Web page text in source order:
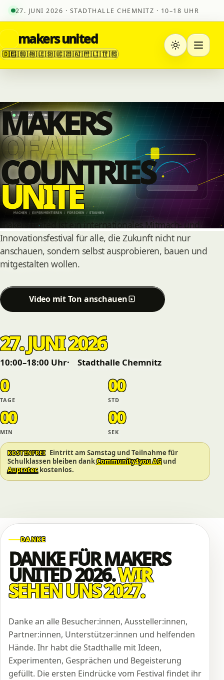
27. JUNI 2026 · STADTHALLE CHEMNITZ · 10–18 UHR
makers united
🇩🇪🇬🇧🇺🇦🇳🇱🇪🇸🇭🇺🇨🇿🇧🇦🇯🇵🇵🇱🇮🇹🇫🇷🇸🇮
MAKERS
OF ALL
COUNTRIES
UNITE
makers united ist ein internationales Mitmach- und
Innovationsfestival für alle, die Zukunft nicht nur
anschauen, sondern selbst ausprobieren, bauen und
mitgestalten wollen.
Video mit Ton anschauen
27. JUNI 2026
10:00–18:00 Uhr Stadthalle Chemnitz
0
TAGE
00
STD
00
MIN
00
SEK
KOSTENFREI
Eintritt am Samstag und Teilnahme für
Schulklassen bleiben dankCommunity4you AGund
Auproteckostenlos.
DANKE
DANKE FÜR MAKERS
UNITED 2026.WIR
SEHEN UNS 2027.
Danke an alle Besucher:innen, Aussteller:innen,
Partner:innen, Unterstützer:innen und helfenden
Hände. Ihr habt die Stadthalle mit Ideen,
Experimenten, Gesprächen und Begeisterung
gefüllt. Die ersten Eindrücke vom Festival findet ihr